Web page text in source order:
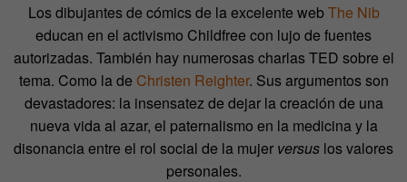
Los dibujantes de cómics de la excelente webThe Nib
educan en el activismo Childfree con lujo de fuentes
autorizadas. También hay numerosas charlas TED sobre el
tema. Como la de Christen Reighter. Sus argumentos son
devastadores: la insensatez de dejar la creación de una
nueva vida al azar, el paternalismo en la medicina y la
disonancia entre el rol social de la mujer versus los valores
personales.